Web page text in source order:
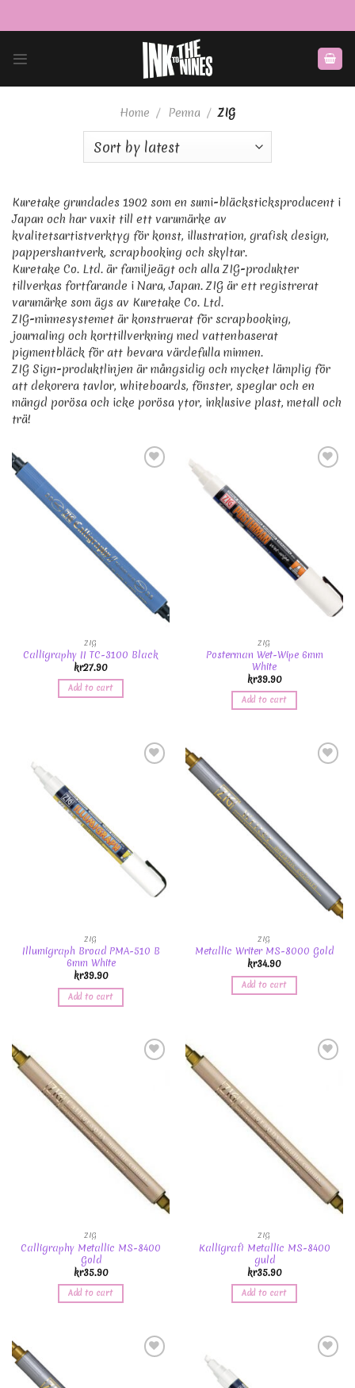
Home / Penna / ZIG
Kuretake grundades 1902 som en sumi-bläcksticksproducent i
Japan och har vuxit till ett varumärke av
kvalitetsartistverktyg för konst, illustration, grafisk design,
pappershantverk, scrapbooking och skyltar.
Kuretake Co. Ltd. är familjeägt och alla ZIG-produkter
tillverkas fortfarande i Nara, Japan. ZIG är ett registrerat
varumärke som ägs av Kuretake Co. Ltd.
ZIG-minnesystemet är konstruerat för scrapbooking,
journaling och korttillverkning med vattenbaserat
pigmentbläck för att bevara värdefulla minnen.
ZIG Sign-produktlinjen är mångsidig och mycket lämplig för
att dekorera tavlor, whiteboards, fönster, speglar och en
mängd porösa och icke porösa ytor, inklusive plast, metall och
trä!
ZIG
Calligraphy II TC-3100 Black
kr27.90
Add to cart
ZIG
Posterman Wet-Wipe 6mm
White
kr39.90
Add to cart
ZIG
Illumigraph Broad PMA-510 B
6mm White
kr39.90
Add to cart
ZIG
Metallic Writer MS-8000 Gold
kr34.90
Add to cart
ZIG
Calligraphy Metallic MS-8400
Gold
kr35.90
Add to cart
ZIG
Kalligrafi Metallic MS-8400
guld
kr35.90
Add to cart